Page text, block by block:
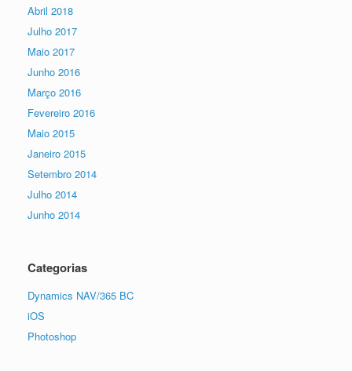
Abril 2018
Julho 2017
Maio 2017
Junho 2016
Março 2016
Fevereiro 2016
Maio 2015
Janeiro 2015
Setembro 2014
Julho 2014
Junho 2014
Categorias
Dynamics NAV/365 BC
iOS
Photoshop